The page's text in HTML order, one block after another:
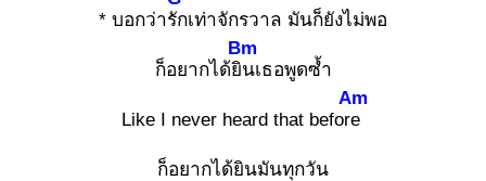
* บอกว่ารักเท่าจักรวาล มันก็ยังไม่พอ
ก็อยากได้ยิน
Bm
เธอพูดซ้ำ
Like I never heard that before
Am
ก็อยากได้ยินมันทุกวัน